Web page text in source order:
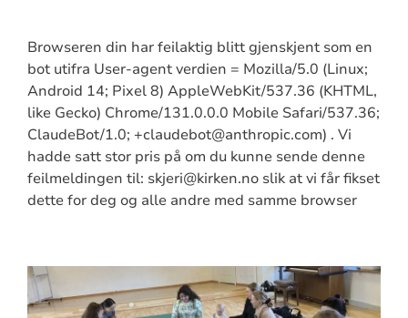
Browseren din har feilaktig blitt gjenskjent som en
bot utifra User-agent verdien = Mozilla/5.0 (Linux;
Android 14; Pixel 8) AppleWebKit/537.36 (KHTML,
like Gecko) Chrome/131.0.0.0 Mobile Safari/537.36;
ClaudeBot/1.0; +claudebot@anthropic.com) . Vi
hadde satt stor pris på om du kunne sende denne
feilmeldingen til: skjeri@kirken.no slik at vi får fikset
dette for deg og alle andre med samme browser